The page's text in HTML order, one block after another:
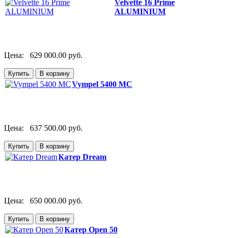
Velvette 16 Prime
ALUMINIUM
Цена: 629 000.00 руб.
Vympel 5400 MC
Цена: 637 500.00 руб.
Катер Dream
Цена: 650 000.00 руб.
Катер Open 50